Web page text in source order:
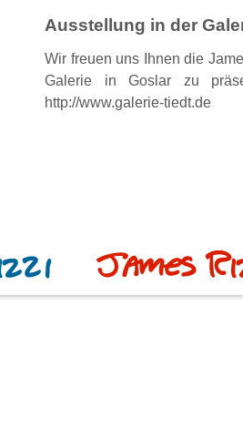
Ausstellung in der
Wir freuen uns Ihnen die
Galerie in Goslar zu
http://www.galerie-tiedt.de